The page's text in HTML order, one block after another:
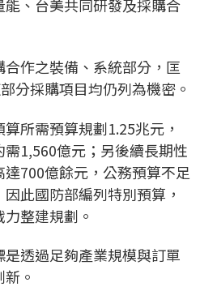
、台美共同研發及採購合
作之裝備、系統部分，匡
分採購項目均仍列為機密。
所需預算規劃1.25兆元，
1,560億元；另後續長期性
700億餘元，公務預算不足
此國防部編列特別預算，
整建規劃。
透過足夠產業規模與訂單
。